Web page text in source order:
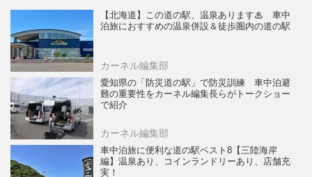
【北海道】この道の駅、温泉あります♨ 車中
泊旅におすすめの温泉併設＆徒歩圏内の道の駅
カーネル編集部
愛知県の「防災道の駅」で防災訓練 車中泊避
難の重要性をカーネル編集長らがトークショー
で紹介
カーネル編集部
車中泊旅に便利な道の駅ベスト8【三陸海岸
編】温泉あり、コインランドリーあり、店舗充
実！